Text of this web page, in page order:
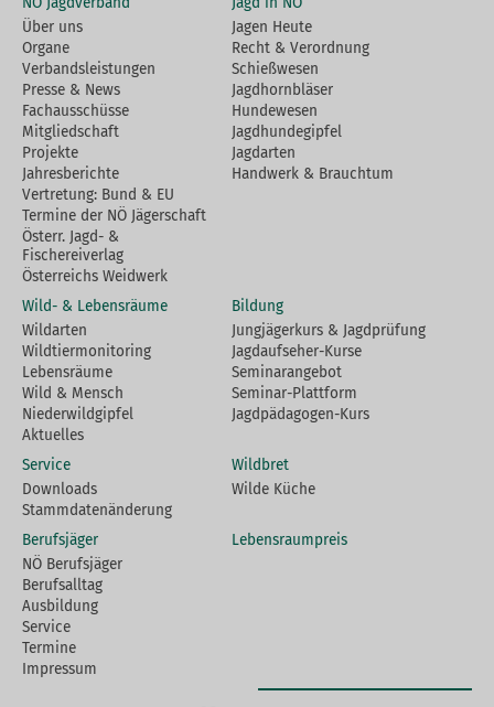
Über uns
Organe
Verbandsleistungen
Presse & News
Fachausschüsse
Mitgliedschaft
Projekte
Jahresberichte
Vertretung: Bund & EU
Termine der NÖ Jägerschaft
Österr. Jagd- &
Fischereiverlag
Österreichs Weidwerk
Jagen Heute
Recht & Verordnung
Schießwesen
Jagdhornbläser
Hundewesen
Jagdhundegipfel
Jagdarten
Handwerk & Brauchtum
Wild- & Lebensräume
Wildarten
Wildtiermonitoring
Lebensräume
Wild & Mensch
Niederwildgipfel
Aktuelles
Bildung
Jungjägerkurs & Jagdprüfung
Jagdaufseher-Kurse
Seminarangebot
Seminar-Plattform
Jagdpädagogen-Kurs
Service
Downloads
Stammdatenänderung
Wildbret
Wilde Küche
Berufsjäger
NÖ Berufsjäger
Berufsalltag
Ausbildung
Service
Termine
Impressum
Lebensraumpreis